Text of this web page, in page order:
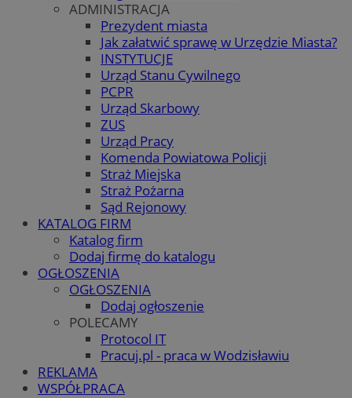
ADMINISTRACJA
Prezydent miasta
Jak załatwić sprawę w Urzędzie Miasta?
INSTYTUCJE
Urząd Stanu Cywilnego
PCPR
Urząd Skarbowy
ZUS
Urząd Pracy
Komenda Powiatowa Policji
Straż Miejska
Straż Pożarna
Sąd Rejonowy
KATALOG FIRM
Katalog firm
Dodaj firmę do katalogu
OGŁOSZENIA
OGŁOSZENIA
Dodaj ogłoszenie
POLECAMY
Protocol IT
Pracuj.pl - praca w Wodzisławiu
REKLAMA
WSPÓŁPRACA